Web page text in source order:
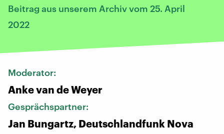
Beitrag aus unserem Archiv vom 25. April
2022
Moderator:
Anke van de Weyer
Gesprächspartner:
Jan Bungartz, Deutschlandfunk Nova